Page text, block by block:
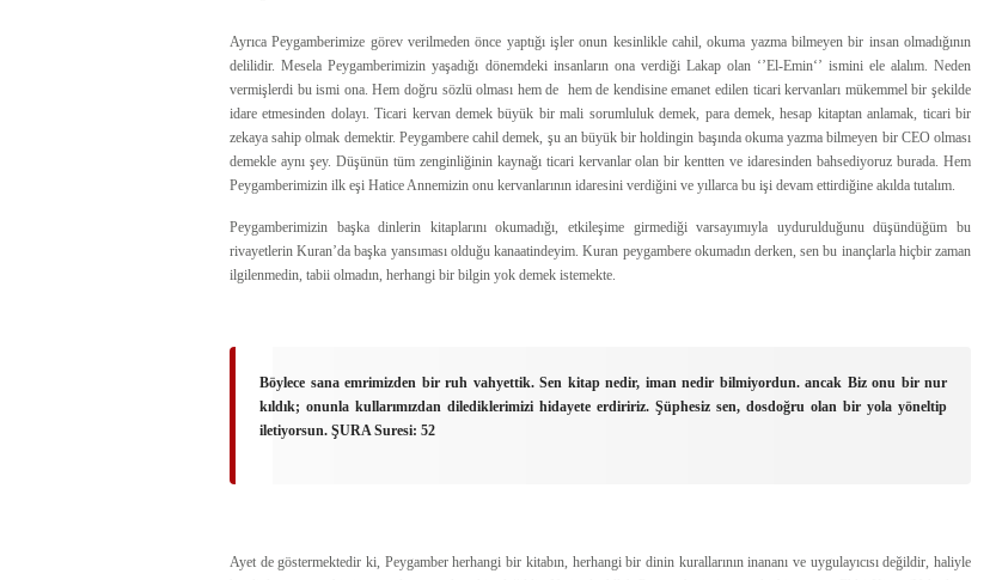
Ayrıca Peygamberimize görev verilmeden önce yaptığı işler onun kesinlikle cahil, okuma yazma bilmeyen bir insan olmadığının
delilidir. Mesela Peygamberimizin yaşadığı dönemdeki insanların ona verdiği Lakap olan ‘’El-Emin‘’ ismini ele alalım. Neden
vermişlerdi bu ismi ona. Hem doğru sözlü olması hem de hem de kendisine emanet edilen ticari kervanları mükemmel bir şekilde
idare etmesinden dolayı. Ticari kervan demek büyük bir mali sorumluluk demek, para demek, hesap kitaptan anlamak, ticari bir
zekaya sahip olmak demektir. Peygambere cahil demek, şu an büyük bir holdingin başında okuma yazma bilmeyen bir CEO olması
demekle aynı şey. Düşünün tüm zenginliğinin kaynağı ticari kervanlar olan bir kentten ve idaresinden bahsediyoruz burada. Hem
Peygamberimizin ilk eşi Hatice Annemizin onu kervanlarının idaresini verdiğini ve yıllarca bu işi devam ettirdiğine akılda tutalım.
Peygamberimizin başka dinlerin kitaplarını okumadığı, etkileşime girmediği varsayımıyla uydurulduğunu düşündüğüm bu
rivayetlerin Kuran’da başka yansıması olduğu kanaatindeyim. Kuran peygambere okumadın derken, sen bu inançlarla hiçbir zaman
ilgilenmedin, tabii olmadın, herhangi bir bilgin yok demek istemekte.
Böylece sana emrimizden bir ruh vahyettik. Sen kitap nedir, iman nedir bilmiyordun. ancak Biz onu bir nur
kıldık; onunla kullarımızdan dilediklerimizi hidayete erdiririz. Şüphesiz sen, dosdoğru olan bir yola yöneltip
iletiyorsun. ŞURA Suresi: 52
Ayet de göstermektedir ki, Peygamber herhangi bir kitabın, herhangi bir dinin kurallarının inananı ve uygulayıcısı değildir, haliyle